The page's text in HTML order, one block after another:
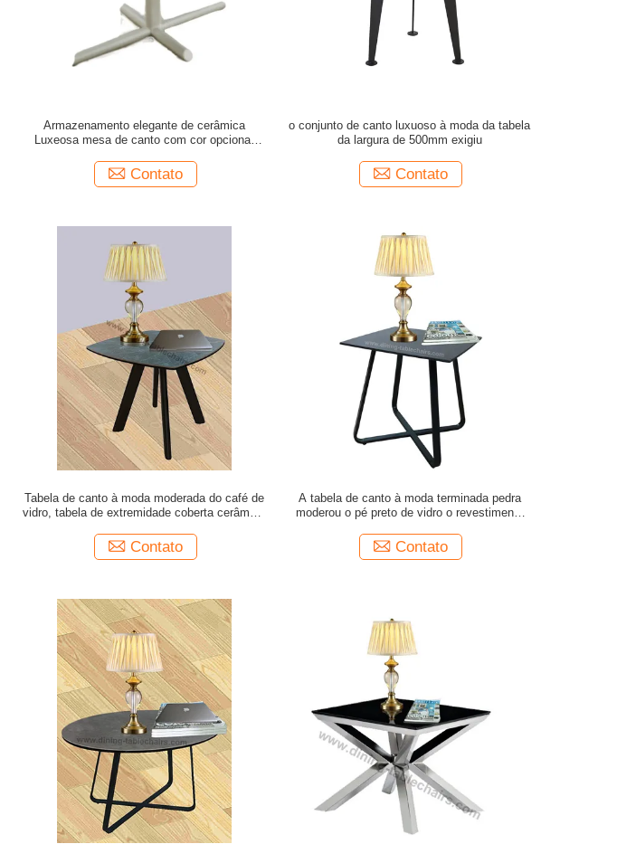
Armazenamento elegante de cerâmica
Luxeosa mesa de canto com cor opcional
Contato
o conjunto de canto luxuoso à moda da tabela
da largura de 500mm exigiu
Contato
Tabela de canto à moda moderada do café de
vidro, tabela de extremidade coberta cerâmica
Contato
A tabela de canto à moda terminada pedra
moderou o pé preto de vidro o revestimento
Contato